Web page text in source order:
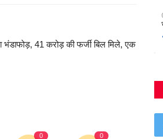
41 करोड़ की फर्जी बिल मिले, एक
0 0